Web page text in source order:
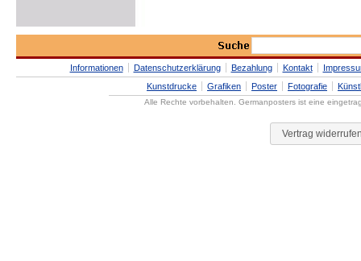
Informationen Datenschutzerklärung Bezahlung Kontakt
Kunstdrucke
Grafiken Poster Fotografie
Alle Rechte vorbehalten. Germanposters ist eine
Vertrag